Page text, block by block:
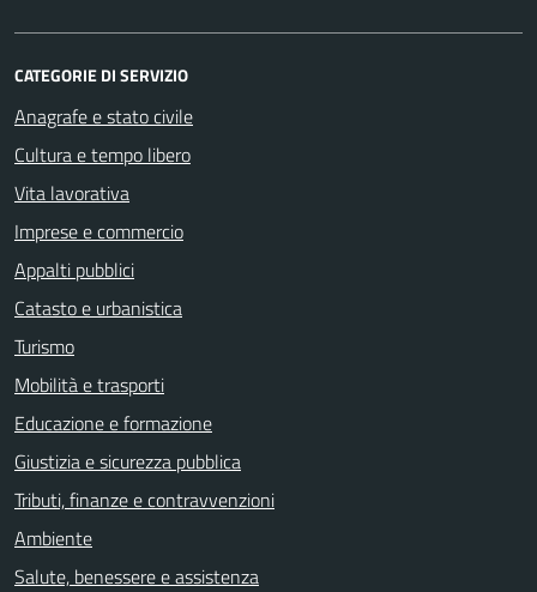
CATEGORIE DI SERVIZIO
Anagrafe e stato civile
Cultura e tempo libero
Vita lavorativa
Imprese e commercio
Appalti pubblici
Catasto e urbanistica
Turismo
Mobilità e trasporti
Educazione e formazione
Giustizia e sicurezza pubblica
Tributi, finanze e contravvenzioni
Ambiente
Salute, benessere e assistenza